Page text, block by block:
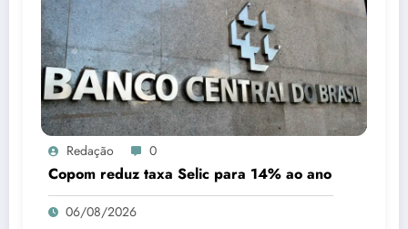
Redação 0
Copom reduz taxa Selic para 14% ao ano
06/08/2026